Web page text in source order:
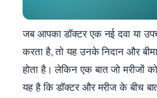
जब आपका डॉक्टर एक नई दवा या
करता है, तो यह उनके निदान और
होता है। लेकिन एक बात जो मरीजों
यह है कि डॉक्टर और मरीज के बीच